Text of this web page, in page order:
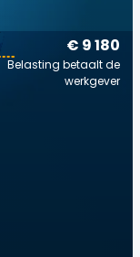
€ 9 180
Belasting betaalt de
werkgever